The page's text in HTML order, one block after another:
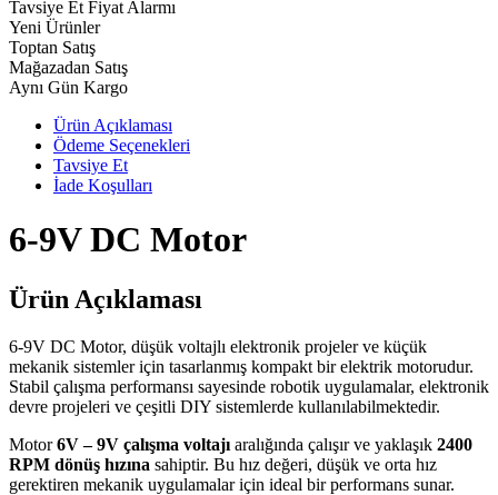
Tavsiye Et Fiyat Alarmı
Yeni Ürünler
Toptan Satış
Mağazadan Satış
Aynı Gün Kargo
Ürün Açıklaması
Ödeme Seçenekleri
Tavsiye Et
İade Koşulları
6-9V DC Motor
Ürün Açıklaması
6-9V DC Motor, düşük voltajlı elektronik projeler ve küçük
mekanik sistemler için tasarlanmış kompakt bir elektrik motorudur.
Stabil çalışma performansı sayesinde robotik uygulamalar, elektronik
devre projeleri ve çeşitli DIY sistemlerde kullanılabilmektedir.
Motor6V – 9V çalışma voltajı aralığında çalışır ve yaklaşık 2400
RPM dönüş hızına sahiptir. Bu hız değeri, düşük ve orta hız
gerektiren mekanik uygulamalar için ideal bir performans sunar.